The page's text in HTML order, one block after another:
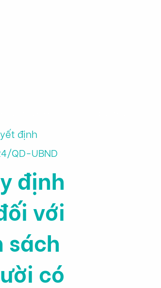
định
QD-UBND
định
với
sách
có